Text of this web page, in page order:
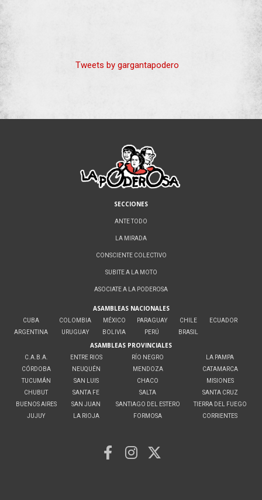
Tweets by gargantapodero
SECCIONES
ANTE TODO
LA MIRADA
CONSCIENTE COLECTIVO
SUBITE A LA MOTO
ASOCIATE A LA PODEROSA
ASAMBLEAS NACIONALES
CUBA
ARGENTINA
COLOMBIA
URUGUAY
MÉXICO
BOLIVIA
PARAGUAY
PERÚ
CHILE
BRASIL
ECUADOR
ASAMBLEAS PROVINCIALES
C.A.B.A.
CÓRDOBA
TUCUMÁN
CHUBUT
BUENOS AIRES
JUJUY
ENTRE RIOS
NEUQUÉN
SAN LUIS
SANTA FE
SAN JUAN
LA RIOJA
RÍO NEGRO
MENDOZA
CHACO
SALTA
SANTIAGO DEL ESTERO
FORMOSA
LA PAMPA
CATAMARCA
MISIONES
SANTA CRUZ
TIERRA DEL FUEGO
CORRIENTES